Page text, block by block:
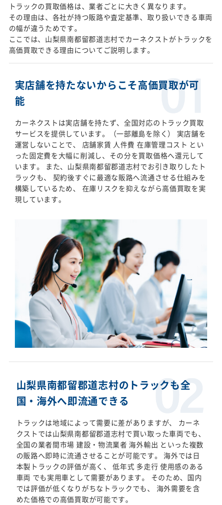
トラックの買取価格は、業者ごとに大きく異なります。
その理由は、各社が持つ販路や査定基準、取り扱いできる車両
の幅が違うためです。
ここでは、山梨県南都留郡道志村でカーネクストがトラックを
高価買取できる理由についてご説明します。
実店舗を持たないからこそ高価買取が可
能
カーネクストは実店舗を持たず、全国対応のトラック買取
サービスを提供しています。（一部離島を除く） 実店舗を
運営しないことで、 店舗家賃 人件費 在庫管理コスト とい
った固定費を大幅に削減し、その分を買取価格へ還元して
います。 また、山梨県南都留郡道志村でお引き取りしたト
ラックも、 契約後すぐに最適な販路へ流通させる仕組みを
構築しているため、 在庫リスクを抑えながら高価買取を実
現しています。
山梨県南都留郡道志村のトラックも全
国・海外へ即流通できる
トラックは地域によって需要に差がありますが、 カーネ
クストでは山梨県南都留郡道志村で買い取った車両でも、
全国の業者間市場 建設・物流業者 海外輸出 といった複数
の販路へ即時に流通させることが可能です。 海外では日
本製トラックの評価が高く、 低年式 多走行 使用感のある
車両 でも実用車として需要があります。 そのため、国内
では評価が低くなりがちなトラックでも、 海外需要を含
めた価格での高価買取が可能です。